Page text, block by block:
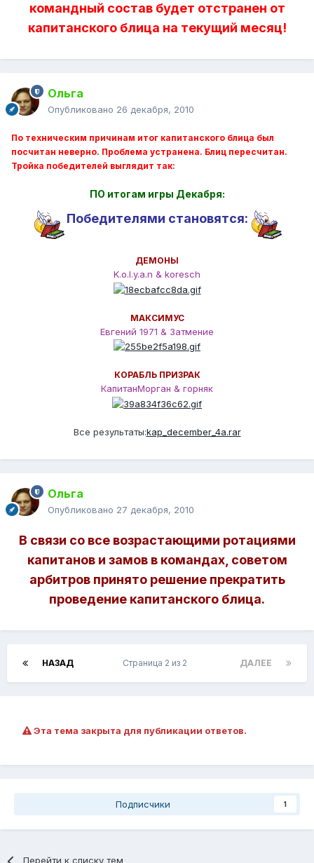
командный состав будет отстранен от
капитанского блица на текущий месяц!
Ольга
Опубликовано 26 декабря, 2010
По техническим причинам итог капитанского блица был
посчитан неверно. Проблема устранена. Блиц пересчитан.
Тройка победителей выглядит так:
ПО итогам игры Декабря:
Победителями становятся:
ДЕМОНЫ
K.o.l.y.a.n & koresch
МАКСИМУС
Евгений 1971 & Затмение
КОРАБЛЬ ПРИЗРАК
КапитанМорган & горняк
Все результаты:kap_december_4а.rar
Ольга
Опубликовано 27 декабря, 2010
В связи со все возрастающими ротациями
капитанов и замов в командах, советом
арбитров принято решение прекратить
проведение капитанского блица.
НАЗАД ДАЛЕЕ
Страница 2 из 2
Эта тема закрыта для публикации ответов.
Подписчики 1
Перейти к списку тем